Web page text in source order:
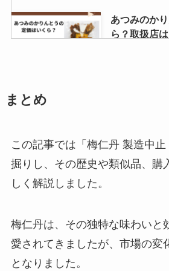
あつみのか
ら？取扱店
オイコスバ
因島はっさ
まとめ
この記事では「梅仁丹 製造中
掘りし、その歴史や類似品、購
しく解説しました。
梅仁丹は、その独特な味わいと
愛されてきましたが、市場の変
となりました。